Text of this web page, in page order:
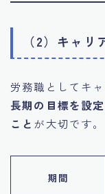
（2）キャ
労務職としてキ
長期の目標を設
こと が大切です。
期間